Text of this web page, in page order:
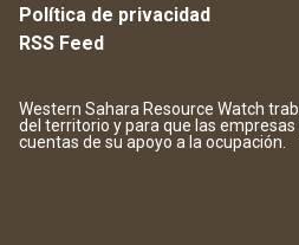
Política de privacidad
RSS Feed
Western Sahara Resource Watch
del territorio y para que las
cuentas de su apoyo a la ocupación.